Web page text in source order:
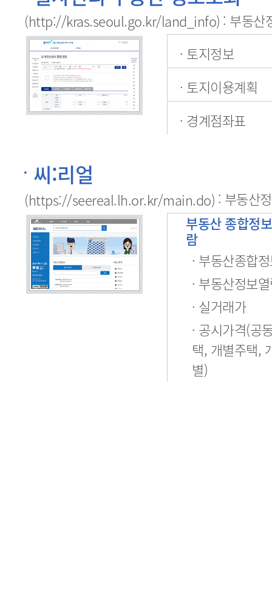
(http://kras.seoul.go.kr/land_info) : 부동산
· 토지정보
· 토지이용계획
· 경계점좌표
씨:리얼
(https://seereal.lh.or.kr/main.do) : 부동산
부동산 종합정
람
· 부동산종합
· 부동산정보
· 실거래가
· 공시가격(공
택, 개별주택,
별)